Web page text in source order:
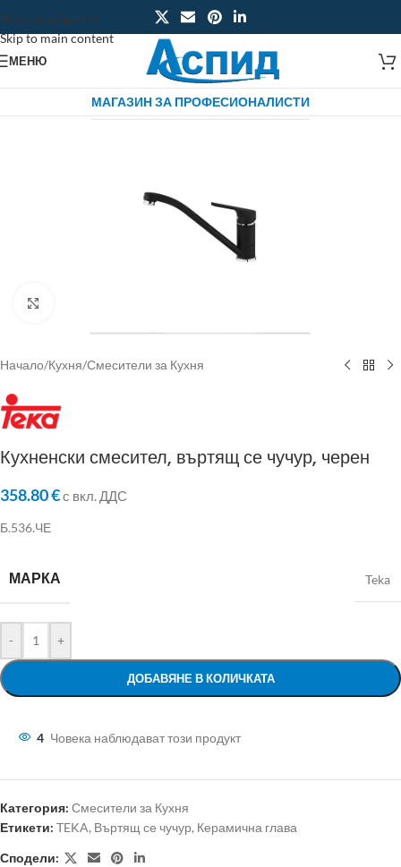
Skip to navigation
Skip to main content
МЕНЮ
МАГАЗИН ЗА ПРОФЕСИОНАЛИСТИ
Начало/Кухня/Смесители за Кухня
Кухненски смесител, въртящ се чучур, черен
358.80€с вкл. ДДС
Б.536.ЧЕ
МАРКА Teka
- +
ДОБАВЯНЕ В КОЛИЧКАТА
4 Човека наблюдават този продукт
Категория: Смесители за Кухня
Етикети: TEKA, Въртящ се чучур, Керамична глава
Сподели: